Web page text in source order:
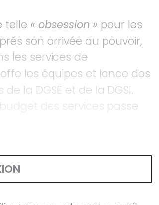
telle « obsession » pour les
son arrivée au pouvoir,
les services de
les équipes et lance des
la DGSE et de la DGSI.
des services passe